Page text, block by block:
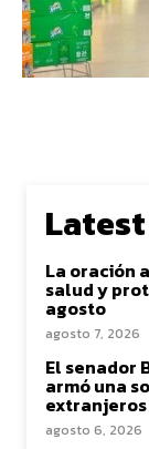
Latest
La oración
salud y
agosto
agosto 7, 2026
El senador
armó una
extranjeros
agosto 6, 2026